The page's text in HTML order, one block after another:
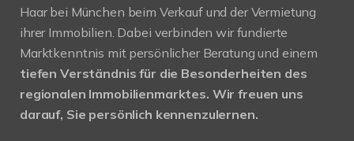
Haar bei München beim Verkauf und der Vermietung
ihrer Immobilien. Dabei verbinden wir fundierte
Marktkenntnis mit persönlicher Beratung und einem
tiefen Verständnis für die Besonderheiten des
regionalen Immobilienmarktes. Wir freuen uns
darauf, Sie persönlich kennenzulernen.